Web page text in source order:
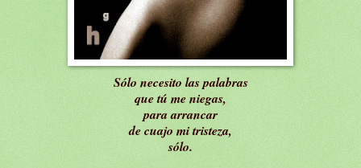
Sólo necesito las palabras
que tú me niegas,
para arrancar
de cuajo mi tristeza,
sólo.